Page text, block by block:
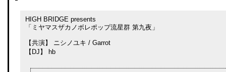
HIGH BRIDGE presents
「ミヤマスザカノボレポップ流星群 第九夜」
【共演】 ニシノユキ / Garrot
【DJ】 hb